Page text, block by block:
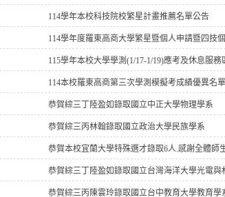
114學年本校科技院校繁星計畫推薦名單公告
114學年度羅東高商大學繁星暨個人申請暨四技
115學年本校大學學測(1/17-1/19)應考及休息服務
114本校羅東高商第三次學測模擬考成績優異名單
恭賀綜三丁陸盈如錄取國立中正大學物理學系
恭賀綜三丙林翰錄取國立政治大學民族學系
恭賀本校宜蘭大學特殊選才錄取6人.感謝全體師
恭賀綜三丁陸盈如錄取國立台灣海洋大學光電與
恭賀綜三丙陳雲玲錄取國立台中教育大學教育學